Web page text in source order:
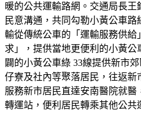
暖的公共運輸路網。交通局長
民意溝通，共同勾勒小黃公車
輸從傳統公車的「運輸服務供
求」，提供當地更便利的小黃
闢的小黃公車綠 33線提供新市
仔寮及社內等聚落居民，往返
服務新市居民直達安南醫院就
轉運站，便利居民轉乘其他公共